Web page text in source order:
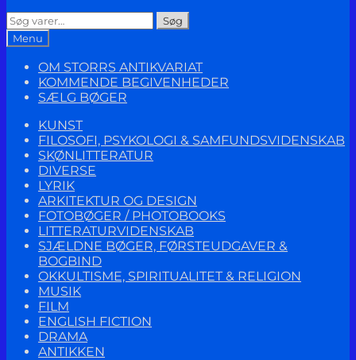
Søg
efter:
Søg
Menu
OM STORRS ANTIKVARIAT
KOMMENDE BEGIVENHEDER
SÆLG BØGER
KUNST
FILOSOFI, PSYKOLOGI & SAMFUNDSVIDENSKAB
SKØNLITTERATUR
DIVERSE
LYRIK
ARKITEKTUR OG DESIGN
FOTOBØGER / PHOTOBOOKS
LITTERATURVIDENSKAB
SJÆLDNE BØGER, FØRSTEUDGAVER &
BOGBIND
OKKULTISME, SPIRITUALITET & RELIGION
MUSIK
FILM
ENGLISH FICTION
DRAMA
ANTIKKEN